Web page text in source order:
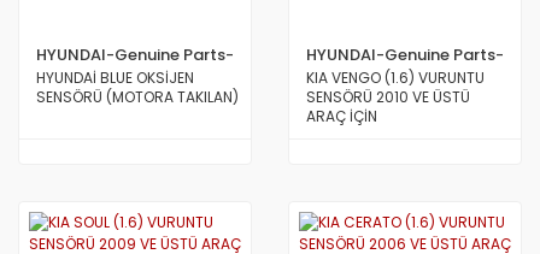
HYUNDAI-Genuine Parts-
MOBİS
HYUNDAİ BLUE OKSİJEN
SENSÖRÜ (MOTORA TAKILAN)
HYUNDAI-Genuine Parts-
MOBİS
KIA VENGO (1.6) VURUNTU
SENSÖRÜ 2010 VE ÜSTÜ
ARAÇ İÇİN